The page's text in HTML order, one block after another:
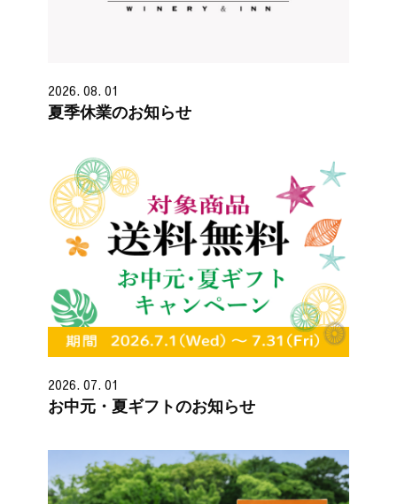
2026. 08. 01
夏季休業のお知らせ
2026. 07. 01
お中元・夏ギフトのお知らせ